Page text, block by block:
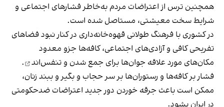
همچنین ترس از اعتراضات مردم به‌خاطر فشارهای اجتماعی و
شرایط سخت معیشتی، مستاصل شده است.
در کشوری با فرهنگ طولانی قهوه‌‌خانه‌داری در کنار نبود فضاهای
تفریحی کافی و آزادی‌های اجتماعی، کافه‌ها جزو معدود
مکان‌های مورد علاقه جوان‌ها برای جمع شدن و تنفس‌اند
.
فشار بر کافه‌ها و رستوران‌ها بر سر حجاب و بگیر و ببند زنان،
ممکن است باعث جرقه خوردن دور جدید اعتراضات ضدحکومتی